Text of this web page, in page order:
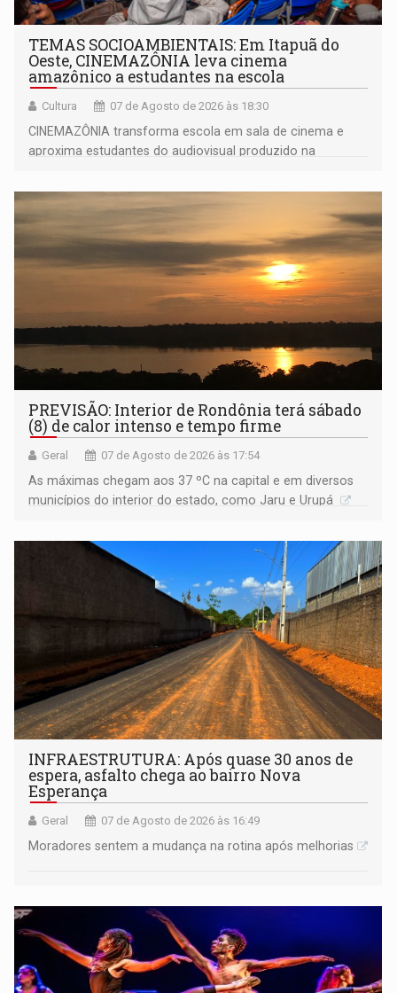
TEMAS SOCIOAMBIENTAIS: Em Itapuã do
Oeste, CINEMAZÔNIA leva cinema
amazônico a estudantes na escola
Cultura 07 de Agosto de 2026 às 18:30
CINEMAZÔNIA transforma escola em sala de cinema e
aproxima estudantes do audiovisual produzido na
PREVISÃO: Interior de Rondônia terá sábado
(8) de calor intenso e tempo firme
Geral 07 de Agosto de 2026 às 17:54
As máximas chegam aos 37 ºC na capital e em diversos
municípios do interior do estado, como Jaru e Urupá
INFRAESTRUTURA: Após quase 30 anos de
espera, asfalto chega ao bairro Nova
Esperança
Geral 07 de Agosto de 2026 às 16:49
Moradores sentem a mudança na rotina após melhorias